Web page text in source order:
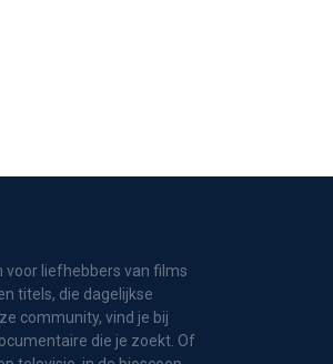
liefhebbers van films
titels, die dagelijkse
community, vind je bij
die je zoekt. Of